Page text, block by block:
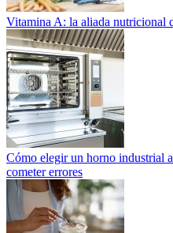
Vitamina A: la aliada nutricional
Cómo elegir un horno industrial
cometer errores